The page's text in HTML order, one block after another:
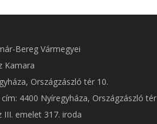
Bereg Vármegyei
Kamara
Országzászló tér 10.
cím: 4400 Nyíregyháza, Országzászló tér
III. emelet 317. iroda